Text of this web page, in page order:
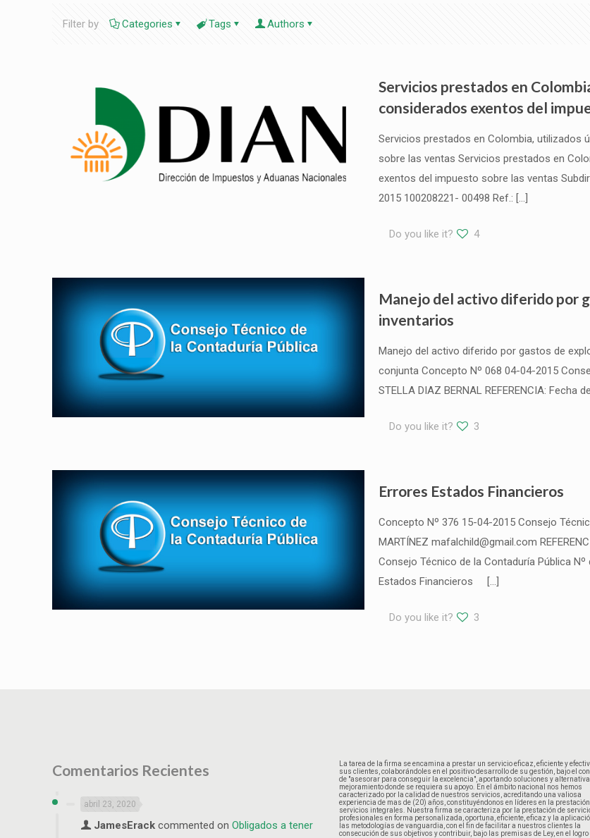
Filter by Categories Tags Authors
Servicios prestados en
considerados exentos del
Servicios prestados en Colombia, utilizados
sobre las ventas Servicios prestados en
exentos del impuesto sobre las ventas
2015 100208221- 00498 Ref.: […]
Do you like it? 4
Manejo del activo diferido por
inventarios
Manejo del activo diferido por gastos de
conjunta Concepto Nº 068 04-04-2015
STELLA DIAZ BERNAL REFERENCIA: Fecha
Do you like it? 3
Errores Estados Financieros
Concepto Nº 376 15-04-2015 Consejo
MARTÍNEZ mafalchild@gmail.com
Consejo Técnico de la Contaduría Pública
Estados Financieros
[…]
Do you like it? 3
Comentarios Recientes
abril 23, 2020
JamesErack commented on Obligados a tener
La tarea de la firma se encamina a prestar un servicio eficaz, eficiente y
sus clientes, colaborándoles en el positivo desarrollo de su gestión, bajo el
de "asesorar para conseguir la excelencia", aportando soluciones y
mejoramiento donde se requiera su apoyo. En el ámbito nacional nos hemos
caracterizado por la calidad de nuestros servicios, acreditando una valiosa
experiencia de mas de (20) años, constituyéndonos en líderes en la
servicios integrales. Nuestra firma se caracteriza por la prestación de
profesionales en forma personalizada, oportuna, eficiente, eficaz y la
las metodologías de vanguardia, con el fin de facilitar a nuestros clientes la
consecución de sus objetivos y contribuir, bajo las premisas de Ley, en el logro